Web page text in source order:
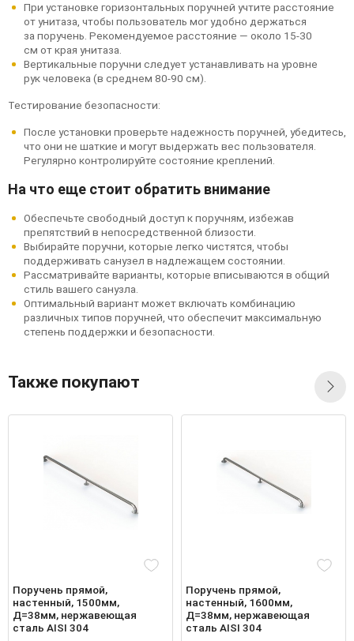
При установке горизонтальных поручней учтите расстояние
от унитаза, чтобы пользователь мог удобно держаться
за поручень. Рекомендуемое расстояние — около 15-30
см от края унитаза.
Вертикальные поручни следует устанавливать на уровне
рук человека (в среднем 80-90 см).
Тестирование безопасности:
После установки проверьте надежность поручней, убедитесь,
что они не шаткие и могут выдержать вес пользователя.
Регулярно контролируйте состояние креплений.
На что еще стоит обратить внимание
Обеспечьте свободный доступ к поручням, избежав
препятствий в непосредственной близости.
Выбирайте поручни, которые легко чистятся, чтобы
поддерживать санузел в надлежащем состоянии.
Рассматривайте варианты, которые вписываются в общий
стиль вашего санузла.
Оптимальный вариант может включать комбинацию
различных типов поручней, что обеспечит максимальную
степень поддержки и безопасности.
Также покупают
Поручень прямой,
настенный, 1500мм,
Д=38мм, нержавеющая
сталь AISI 304
Поручень прямой,
настенный, 1600мм,
Д=38мм, нержавеющая
сталь AISI 304